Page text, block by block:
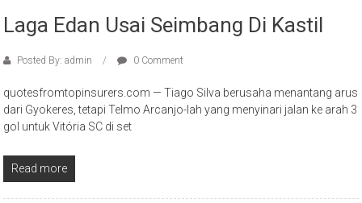
Laga Edan Usai Seimbang Di Kastil
Posted By: admin 0 Comment
quotesfromtopinsurers.com — Tiago Silva berusaha menantang arus
dari Gyokeres, tetapi Telmo Arcanjo-lah yang menyinari jalan ke arah 3
gol untuk Vitória SC di set
Read more